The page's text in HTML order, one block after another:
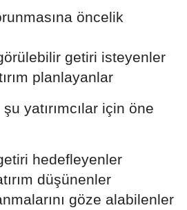
öncelik
getiri isteyenler
planlayanlar
şu yatırımcılar için öne
hedefleyenler
düşünenler
göze alabilenler